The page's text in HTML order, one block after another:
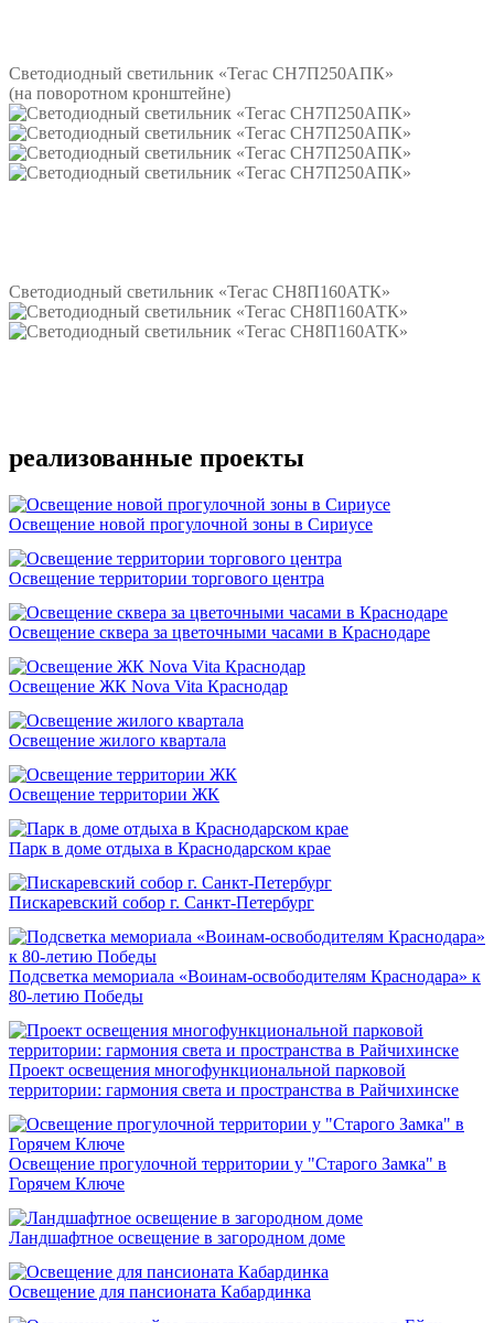
Светодиодный светильник «Тегас СН7П250АПК»
(на поворотном кронштейне)
Светодиодный светильник «Тегас СН8П160АТК»
реализованные проекты
Освещение новой прогулочной зоны в Сириусе
Освещение территории торгового центра
Освещение сквера за цветочными часами в Краснодаре
Освещение ЖК Nova Vita Краснодар
Освещение жилого квартала
Освещение территории ЖК
Парк в доме отдыха в Краснодарском крае
Пискаревский собор г. Санкт-Петербург
Подсветка мемориала «Воинам-освободителям Краснодара» к
80-летию Победы
Проект освещения многофункциональной парковой
территории: гармония света и пространства в Райчихинске
Освещение прогулочной территории у "Старого Замка" в
Горячем Ключе
Ландшафтное освещение в загородном доме
Освещение для пансионата Кабардинка